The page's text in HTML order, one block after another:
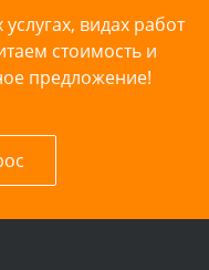
видах работ
стоимость и
предложение!